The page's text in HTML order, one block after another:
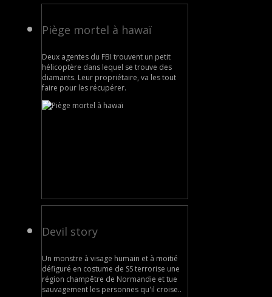
Piège mortel à hawaï
Deux agentes du FBI trouvent un petit
hélicoptère dans lequel se trouve des
diamants. Leur propriétaire, va les tout
faire pour les récupérer.
Devil story
Un monstre à visage humain et à moitié
défiguré en costume de SS terrorise une
région champêtre de Normandie et tue
sauvagement les personnes qu'il croise..